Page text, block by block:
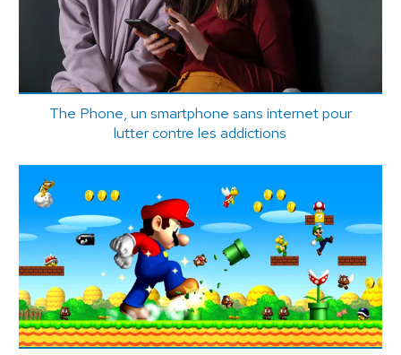
The Phone, un smartphone sans internet pour
lutter contre les addictions